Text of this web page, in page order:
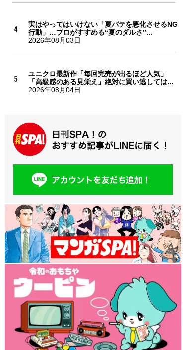
実はやってはいけない「夏バテを悪化させるNG
行動」…プロがすすめる“夏のダルさ”...
2026年08月03日
ユニクロ最新作「毎回完売が出るほど人気」
「高級感のある見栄え」絶対に買い逃しては...
2026年08月04日